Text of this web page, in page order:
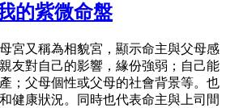
的紫微命盤
宮又稱為相貌宮，顯示命主與父母感
友對自己的影響，緣份強弱；自己能
；父母個性或父母的社會背景等。也
健康狀況。同時也代表命主與上司間